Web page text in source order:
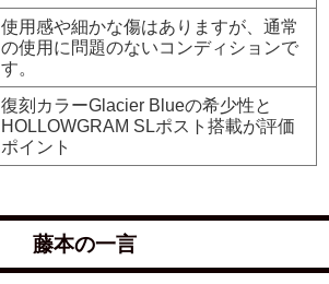
使用感や細かな傷はありますが、通常
の使用に問題のないコンディションで
す。
復刻カラーGlacier Blueの希少性と
HOLLOWGRAM SLポスト搭載が評価
ポイント
藤本の一言